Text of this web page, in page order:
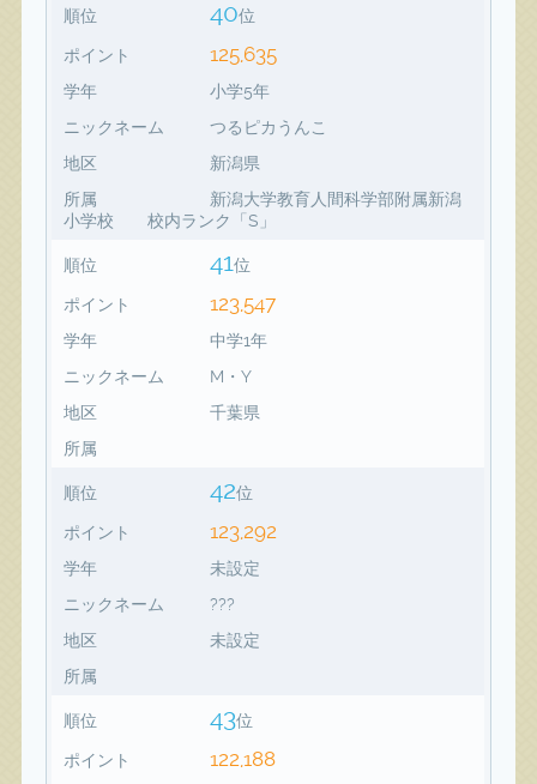
順位 40位
ポイント 125,635
学年
小学5年
ニックネーム
つるピカうんこ
地区
新潟県
所属
新潟大学教育人間科学部附属新潟
小学校 校内ランク「S」
順位 41位
ポイント 123,547
学年
中学1年
ニックネーム
M・Y
地区
千葉県
所属
順位 42位
ポイント 123,292
学年
未設定
ニックネーム
???
地区
未設定
所属
順位 43位
ポイント 122,188